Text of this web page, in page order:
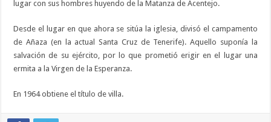
lugar con sus hombres huyendo de la Matanza de Acentejo.
Desde el lugar en que ahora se sitúa la iglesia, divisó el campamento
de Añaza (en la actual Santa Cruz de Tenerife). Aquello suponía la
salvación de su ejército, por lo que prometió erigir en el lugar una
ermita a la Virgen de la Esperanza.
En 1964 obtiene el título de villa.